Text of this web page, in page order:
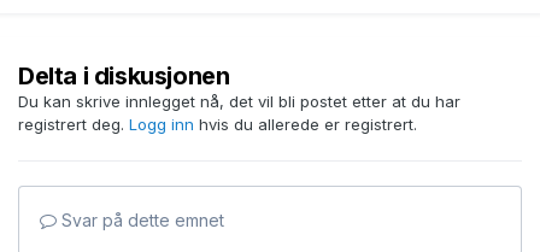
Delta i diskusjonen
Du kan skrive innlegget nå, det vil bli postet etter at du har
registrert deg. Logg inn hvis du allerede er registrert.
Svar på dette emnet